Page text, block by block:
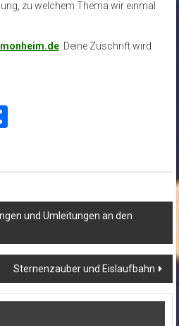
zu welchem Thema wir einmal
. Deine Zuschrift wird
Teilen
und Umleitungen an den
Sternenzauber und Eislaufbahn